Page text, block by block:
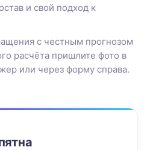
и свой подход к
с честным прогнозом
расчёта пришлите фото в
или через форму справа.